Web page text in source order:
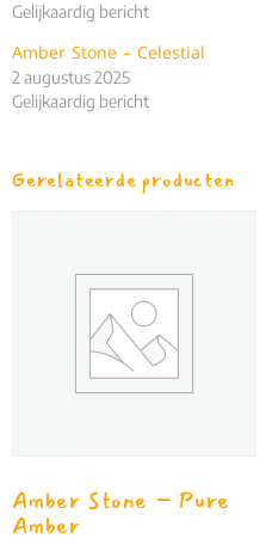
Gelijkaardig bericht
Amber Stone – Celestial
2 augustus 2025
Gelijkaardig bericht
Gerelateerde producten
Amber Stone – Pure
Amber